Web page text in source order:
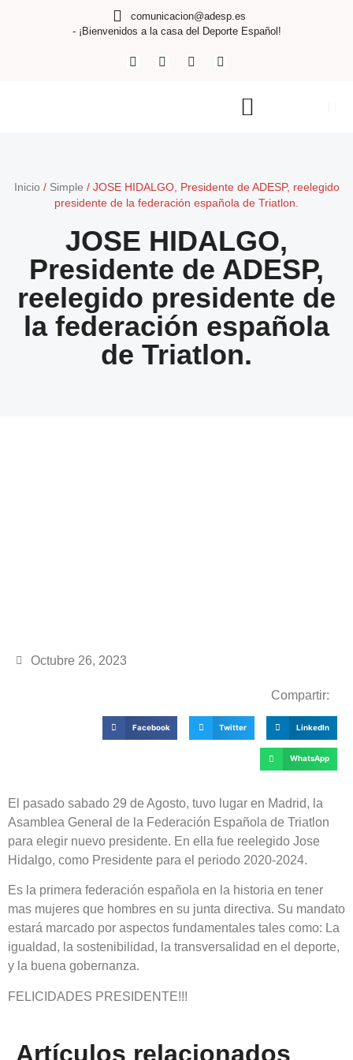
comunicacion@adesp.es
- ¡Bienvenidos a la casa del Deporte Español!
Inicio / Simple / JOSE HIDALGO, Presidente de ADESP, reelegido
presidente de la federación española de Triatlon.
JOSE HIDALGO,
Presidente de ADESP,
reelegido presidente de
la federación española
de Triatlon.
Octubre 26, 2023
Compartir:
Facebook Twitter LinkedIn
WhatsApp
El pasado sabado 29 de Agosto, tuvo lugar en Madrid, la
Asamblea General de la Federación Española de Triatlon
para elegir nuevo presidente. En ella fue reelegido Jose
Hidalgo, como Presidente para el periodo 2020-2024.
Es la primera federación española en la historia en tener
mas mujeres que hombres en su junta directiva. Su mandato
estará marcado por aspectos fundamentales tales como: La
igualdad, la sostenibilidad, la transversalidad en el deporte,
y la buena gobernanza.
FELICIDADES PRESIDENTE!!!
Artículos relacionados